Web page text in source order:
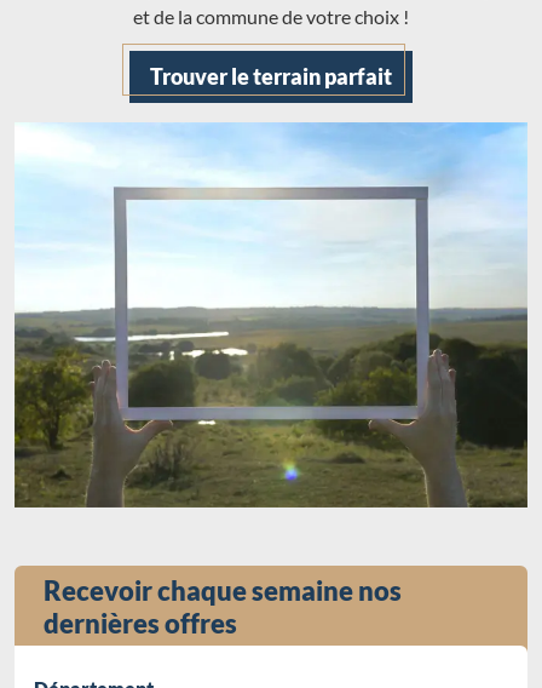
et de la commune de votre choix !
Trouver le terrain parfait
Recevoir chaque semaine nos
dernières offres